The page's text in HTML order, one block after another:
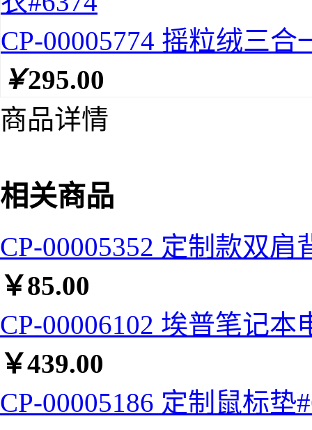
CP-00005774 摇粒绒三合
￥295.00
商品详情
相关商品
CP-00005352 定制款双肩
￥85.00
CP-00006102 埃普笔记本
￥439.00
CP-00005186 定制鼠标垫